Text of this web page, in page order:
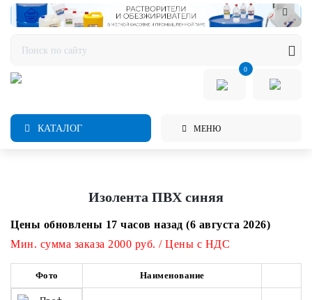
0
КАТАЛОГ МЕНЮ
Изолента ПВХ синяя
Цены обновлены 17 часов назад (6 августа 2026)
Мин. сумма заказа 2000 руб. / Цены с НДС
Фото Наименование